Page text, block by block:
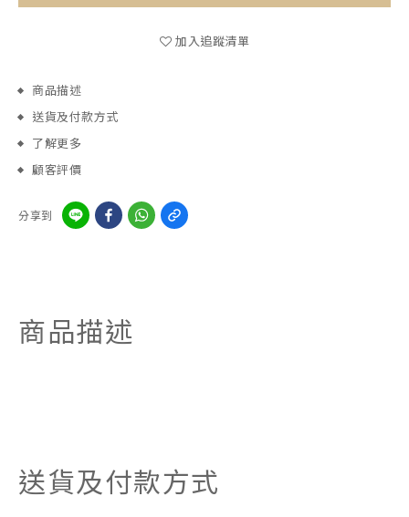
加入追蹤清單
商品描述
送貨及付款方式
了解更多
顧客評價
分享到
商品描述
送貨及付款方式